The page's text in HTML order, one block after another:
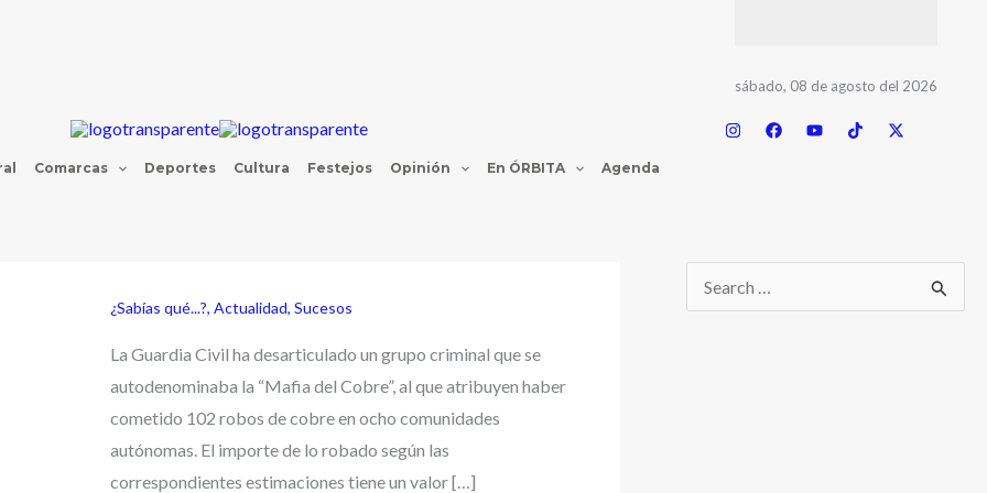
sábado, 08 de agosto del 2026
Comarcas Deportes Cultura Festejos Opinión En ÓRBITA Agenda
¿Sabías qué...?, Actualidad, Sucesos
La Guardia Civil ha desarticulado un grupo criminal que se
autodenominaba la “Mafia del Cobre”, al que atribuyen haber
cometido 102 robos de cobre en ocho comunidades
autónomas. El importe de lo robado según las
correspondientes estimaciones tiene un valor […]